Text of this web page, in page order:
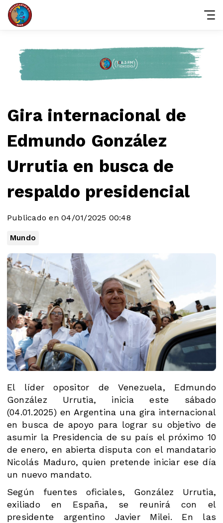
Gira internacional de
Edmundo González
Urrutia en busca de
respaldo presidencial
Publicado en 04/01/2025 00:48
Mundo
El líder opositor de Venezuela, Edmundo
González Urrutia, inicia este sábado
(04.01.2025) en Argentina una gira internacional
en busca de apoyo para lograr su objetivo de
asumir la Presidencia de su país el próximo 10
de enero, en abierta disputa con el mandatario
Nicolás Maduro, quien pretende iniciar ese día
un nuevo mandato.
Según fuentes oficiales, González Urrutia,
exiliado en España, se reunirá con el
presidente argentino Javier Milei. En las